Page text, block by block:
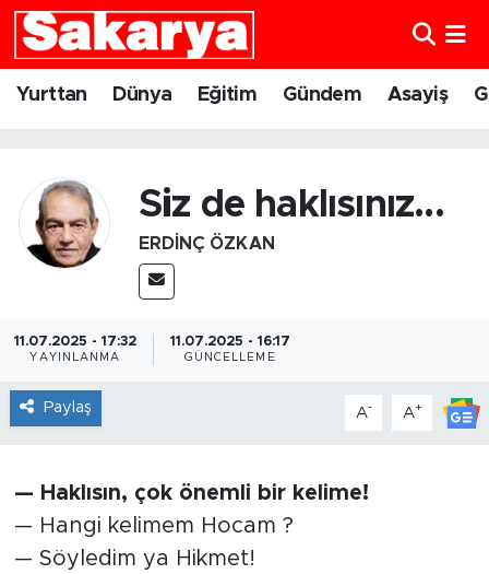
Yurttan Dünya Eğitim Gündem Asayiş
Siz de haklısınız...
ERDINÇ ÖZKAN
11.07.2025 - 17:32
YAYINLANMA
11.07.2025 - 16:17
GÜNCELLEME
Paylaş A- A+
— Haklısın, çok önemli bir kelime!
— Hangi kelimem Hocam ?
— Söyledim ya Hikmet!
Yurttan
Eğitim
Gündem
Eskişehirspor
Spor
Sağlık
Tarihçe
Eskişehir Nöbetçi Eczaneler
Eskişehir Namaz Vakitleri
Eskişehir Trafik Yoğunluk Haritası
Süper Lig Puan Durumu ve Fikstür
Tüm Manşetler
Son Dakika Haberleri